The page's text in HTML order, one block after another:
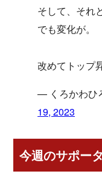
そして、それ
でも変化が。
改めてトップ
— くろかわひ
19, 2023
今週のサポー